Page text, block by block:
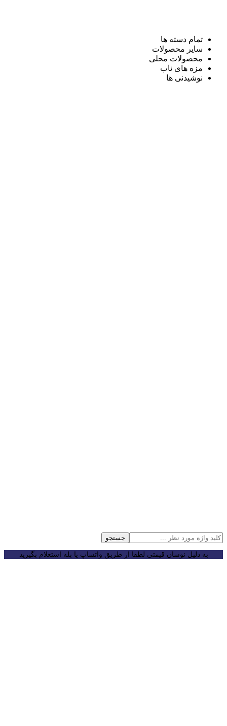
تمام دسته ها
سایر محصولات
محصولات محلی
مزه های ناب
نوشیدنی ها
جستجو
به دلیل نوسان قیمتی لطفا از طریق واتساپ یا بله استعلام بگیرید